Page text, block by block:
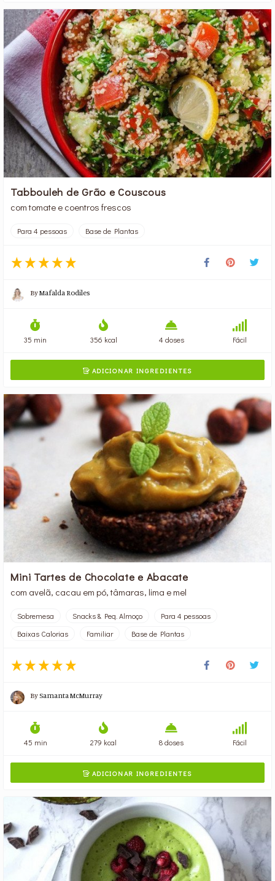
Tabbouleh de Grão e Couscous
com tomate e coentros frescos
Para 4 pessoas Base de Plantas
ByMafalda Rodiles
35 min 356 kcal 4 doses Fácil
ADICIONAR INGREDIENTES
Mini Tartes de Chocolate e Abacate
com avelã, cacau em pó, tâmaras, lima e mel
Sobremesa Snacks & Peq. Almoço
Para 4 pessoas
Baixas Calorias
Familiar Base de Plantas
BySamanta McMurray
45 min 279 kcal 8 doses Fácil
ADICIONAR INGREDIENTES